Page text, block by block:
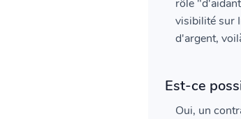
rôle
visibilité sur
d'argent,
Est-ce
Oui, un